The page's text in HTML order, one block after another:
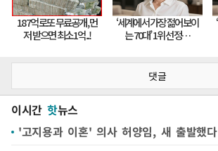
댓글
이시간 핫뉴스
'고지용과 이혼' 의사 허양임, 새 출발했다